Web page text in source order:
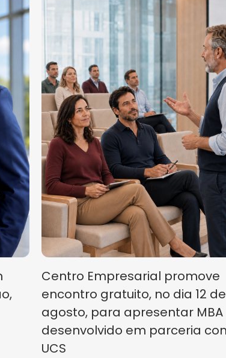
Centro Empresarial promove
encontro gratuito, no dia 12 de
agosto, para apresentar MBA
desenvolvido em parceria
UCS